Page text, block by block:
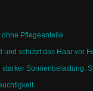
ohne Pflegeanteile.
und schützt das Haar vor
starker Sonnenbelastung.